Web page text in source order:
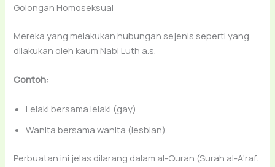
Golongan Homoseksual
Mereka yang melakukan hubungan sejenis seperti yang
dilakukan oleh kaum Nabi Luth a.s.
Contoh:
Lelaki bersama lelaki (gay).
Wanita bersama wanita (lesbian).
Perbuatan ini jelas dilarang dalam al-Quran (Surah al-A‘raf: